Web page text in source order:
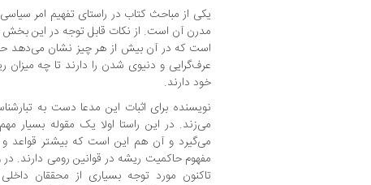
یکی از مباحث کتاب در راستای تفهیم امر
مدرن آن است. از نکات قابل توجه در این بخش
است که در آن بیش از هر چیز نشان می‌دهد
عرف‌گرایی و دنیوی شدن را دارند تا چه میزان
خود دارند.
نویسنده برای اثبات این مدعا دست به
می‌زند. در این راستا اولا یک مقوله بسیار
می‌گیرد و آن هم این است که بیشتر قواعد
مفهوم حاکمیت ریشه در قوانین رومی دارند.
تاکنون مورد توجه بسیاری از محققان